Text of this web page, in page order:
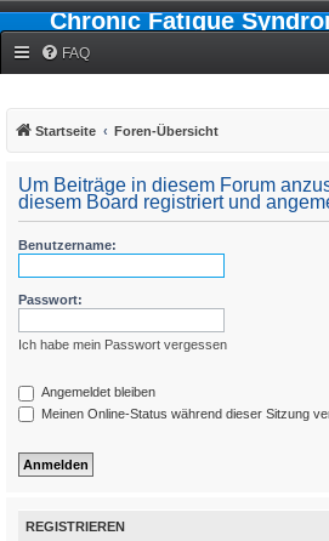
Chronic Fatigue
FAQ
Startseite Foren-Übersicht
Um Beiträge in diesem Forum
diesem Board registriert und
Benutzername:
Passwort:
Ich habe mein Passwort vergessen
Angemeldet bleiben
Meinen Online-Status während dieser Sitzung
REGISTRIEREN